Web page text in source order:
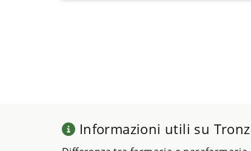
Informazioni utili su